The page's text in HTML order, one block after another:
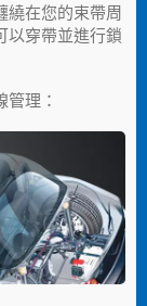
繞在您的束帶周
以穿帶並進行鎖
理：